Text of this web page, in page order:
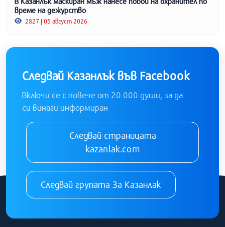
време на дежурство
2827 | 05 август 2026
Следвай Казанлък във Facebook
Включи се с повече от 20 000 души, за да
си винаги информиран
Следвай страницата
kazanlak.com
Следвай групата За Казанлак